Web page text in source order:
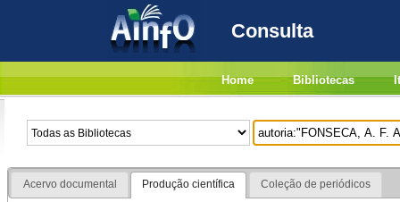
Consulta
Home Bibliotecas
Acervo documental Produção científica Coleção de periódicos